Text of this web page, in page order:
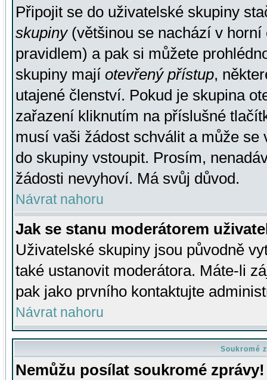
Připojit se do uživatelské skupiny
skupiny(většinou se nachází v horní
pravidlem) a pak si můžete
skupiny mají otevřený přístup,
utajené členství. Pokud je skupina
zařazení kliknutím na příslušné
musí vaši žádost schválit a může se
do skupiny vstoupit. Prosím,
žádosti nevyhoví. Má svůj důvod.
Návrat nahoru
Jak se stanu moderátorem
Uživatelské skupiny jsou původně
také ustanovit moderátora. Máte-li
pak jako prvního kontaktujte
Návrat nahoru
Soukromé
Nemůžu posílat soukromé zprávy!